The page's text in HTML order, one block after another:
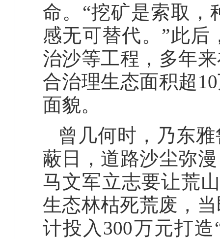
命。“挖矿是索取，
感无可替代。”此后
治沙等工程，多年
合治理生态面积超
面貌。
曾几何时，乃东
蔽日，道路沙尘弥
马文军立志要让荒
生态林枯死荒废，
计投入300万元打